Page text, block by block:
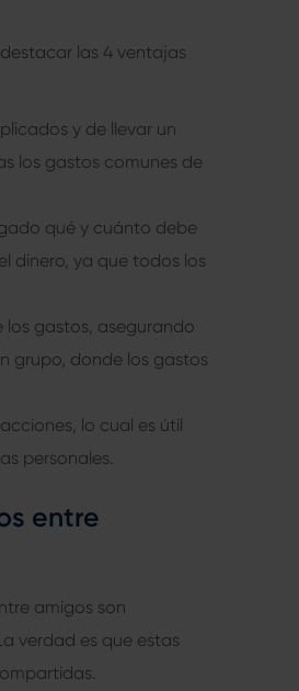
las 4 ventajas
y de llevar un
los gastos comunes de
qué y cuánto debe
dinero, ya que todos los
los gastos, asegurando
grupo, donde los gastos
lo cual es útil
personales.
entre
amigos son
verdad es que estas